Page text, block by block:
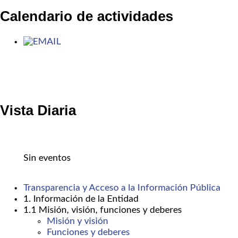
Calendario de actividades
Vista Diaria
Sin eventos
Transparencia y Acceso a la Información Pública
1. Información de la Entidad
1.1 Misión, visión, funciones y deberes
Misión y visión
Funciones y deberes